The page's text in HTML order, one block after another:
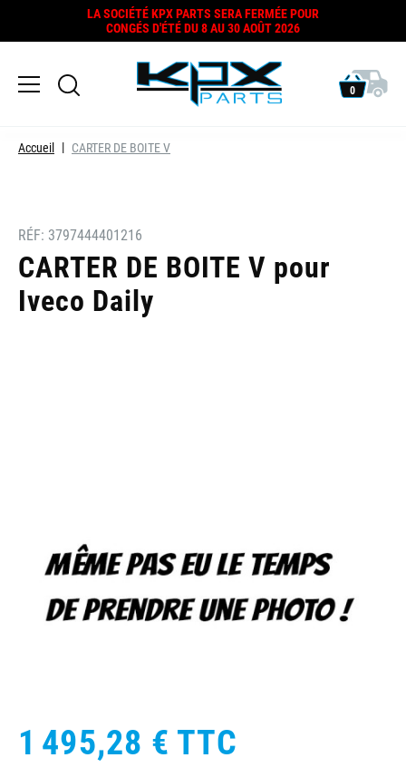
LA SOCIÉTÉ KPX PARTS SERA FERMÉE POUR
CONGÉS D'ÉTÉ DU 8 AU 30 AOÛT 2026
0
Accueil CARTER DE BOITE V
RÉF: 3797444401216
CARTER DE BOITE V pour
Iveco Daily
1 495,28 € TTC